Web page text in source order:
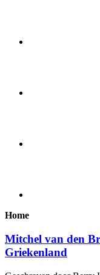
Home
Mitchel van den
Griekenland